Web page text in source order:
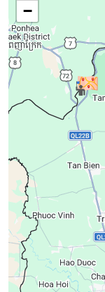
Di
19
Rùm
ấp
Di
Đ.
−